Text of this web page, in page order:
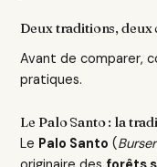
Deux traditions, deux
Avant de comparer,
pratiques.
Le Palo Santo : la
Le Palo Santo (